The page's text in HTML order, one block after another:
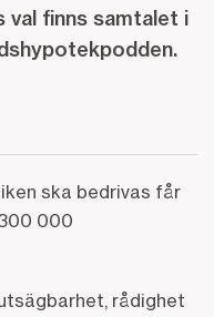
finns samtalet i
ska bedrivas får
000
rådighet